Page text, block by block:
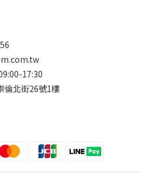
17:30
倫北街26號1樓